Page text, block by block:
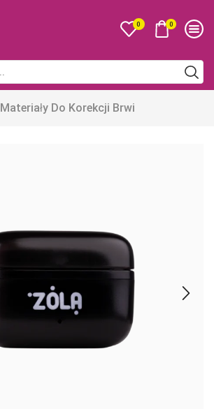
0 0
Materiały Do Korekcji Brwi